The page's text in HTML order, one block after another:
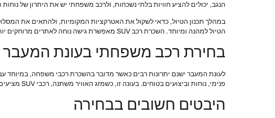
הנגב, יכולים להציע חוויות בלתי נשכחות, ולרכב משפחתי יש את היתרון של
במהלך תכנון הטיול, כדאי לשקול את האטרקציות המקומיות, ולהתאים את
הטיול למהנה ומיוחד. השכרת רכב SUV מאפשרת גישה נוחה לאתרים מרוחקים יותר, תוך שמירה על נוחות וביטחון.
בחירת רכב משפחתי בעונת המעבר
פנימי, נוחות וביצועים בטוחים. בעונה זו, כשמזג האוויר משתנה, רכבי SUV מציעים את האיזון המושלם בין ביצועים לבין נוחות נהיגה.
היבטים חשובים בבחירה